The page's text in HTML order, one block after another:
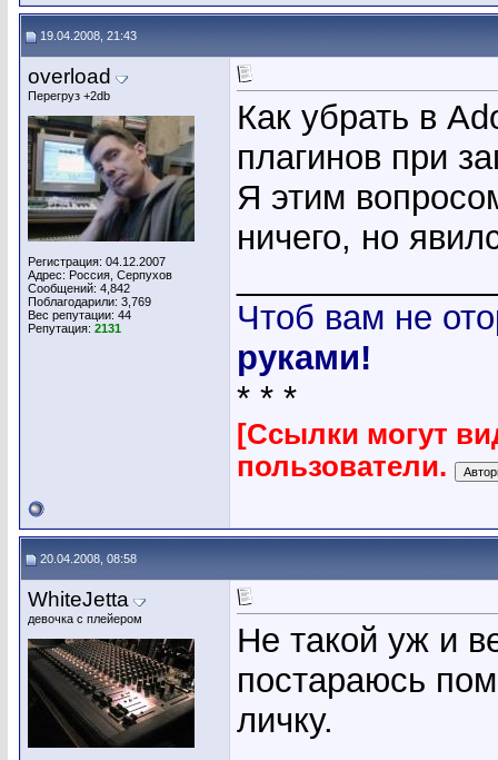
19.04.2008, 21:43
overload
Перегруз +2db
Регистрация: 04.12.2007
Адрес: Россия, Серпухов
Сообщений: 4,842
Поблагодарили: 3,769
Вес репутации: 44
Репутация: 2131
Как убрать в
плагинов при
Я этим
ничего, но
Чтоб вам не
руками!
* * *
[Ссылки могут
пользователи.
20.04.2008, 08:58
WhiteJetta
девочка с плейером
Не такой уж и
постараюсь
личку.